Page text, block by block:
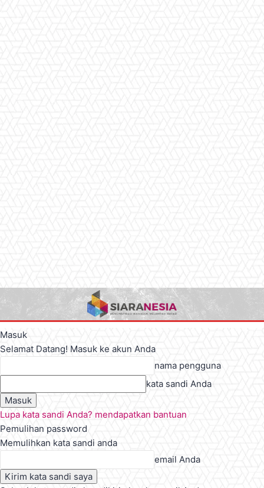
Masuk
Selamat Datang! Masuk ke akun Anda
nama pengguna
kata sandi Anda
Lupa kata sandi Anda? mendapatkan bantuan
Pemulihan password
Memulihkan kata sandi anda
email Anda